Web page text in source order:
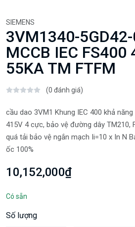
SIEMENS
3VM1340-
MCCB IEC FS400
55KA TM FTFM
(0 đánh giá)
cầu dao 3VM1 Khung IEC 400 khả
415V 4 cực, bảo vệ đường dây TM210,
quá tải bảo vệ ngắn mạch Ii=10 x In N
ốc 100%
10,152,000₫
Có sẵn
Số lượng